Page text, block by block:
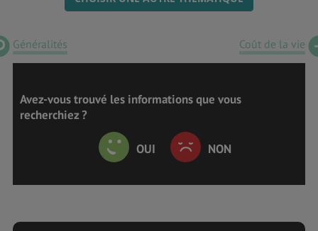
Généralités Coût de la vie
Avez-vous trouvé les informations que vous
recherchiez ?
OUI NON